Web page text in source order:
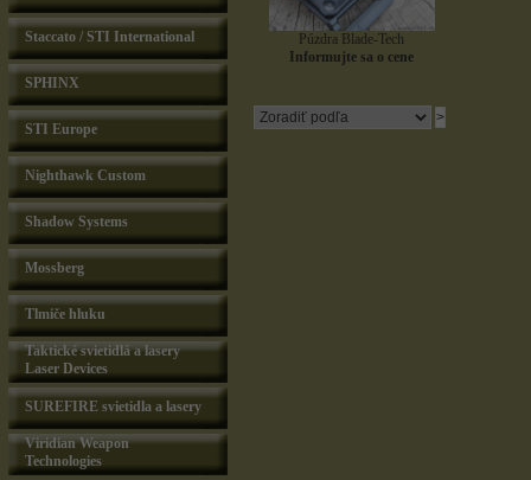
Staccato / STI International
SPHINX
STI Europe
Nighthawk Custom
Shadow Systems
Mossberg
Tlmiče hluku
Taktické svietidlá a lasery
Laser Devices
SUREFIRE svietidla a lasery
Viridian Weapon
Technologies
Púzdra Blade-Tech
Informujte sa o cene